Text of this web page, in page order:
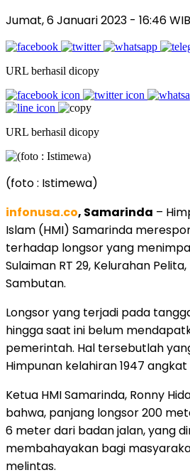
Jumat, 6 Januari 2023 - 16:46 WIB
URL berhasil dicopy
URL berhasil dicopy
(foto : Istimewa)
infonusa.co, Samarinda –
Islam (HMI) Samarinda
terhadap longsor yang
Sulaiman RT 29, Kelurahan
Sambutan.
Longsor yang terjadi pada
hingga saat ini belum
pemerintah. Hal tersebutlah
Himpunan kelahiran 1947
Ketua HMI Samarinda, Ronny
bahwa, panjang longsor 200
6 meter dari badan jalan, yang
membahayakan bagi
melintas.